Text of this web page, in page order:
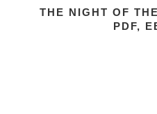
THE NIGHT OF
PDF,